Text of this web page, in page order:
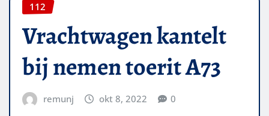
112
Vrachtwagen kantelt
bij nemen toerit A73
remunj okt 8, 2022 0